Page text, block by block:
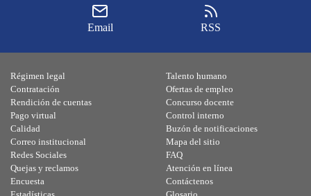
Email RSS
Régimen legal
Contratación
Rendición de cuentas
Pago virtual
Calidad
Talento humano
Ofertas de empleo
Concurso docente
Control interno
Buzón de notificaciones
Correo institucional
Redes Sociales
Quejas y reclamos
Encuesta
Mapa del sitio
FAQ
Atención en línea
Contáctenos